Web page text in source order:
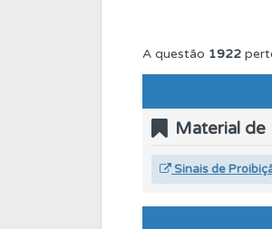
Deve fazer
Conta Crie uma
Veja os
A questão 1922
Material de
Sinais de